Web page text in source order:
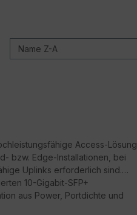
Access-Lösung
bzw. Edge-Installationen, bei
Uplinks erforderlich sind.
10-Gigabit-SFP+
aus Power, Portdichte und